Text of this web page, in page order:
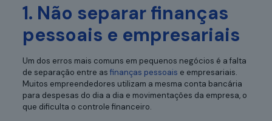
1. Não separar finanças
pessoais e empresariais
Um dos erros mais comuns em pequenos negócios é a falta
de separação entre as finanças pessoais e empresariais.
Muitos empreendedores utilizam a mesma conta bancária
para despesas do dia a dia e movimentações da empresa, o
que dificulta o controle financeiro.